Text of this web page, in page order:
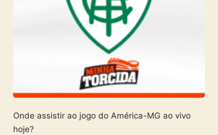
Onde assistir ao jogo do América-MG ao vivo
hoje?